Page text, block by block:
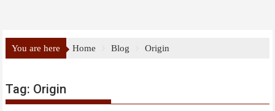
You are here Home Blog Origin
Tag: Origin